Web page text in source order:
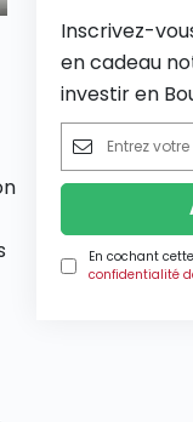
Inscrivez-
en cadeau
investir en
En cochant
confidentialité